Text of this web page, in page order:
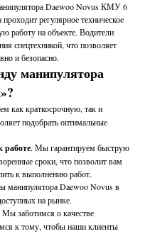
Daewoo Novus КМУ 6
регулярное техническое
работу на объекте. Водители
спецтехникой, что позволяет
и безопасно.
манипулятора
как краткосрочную, так и
подобрать оптимальные
работе. Мы гарантируем быструю
сроки, что позволит вам
к выполнению работ.
манипулятора Daewoo Novus в
на рынке.
Мы заботимся о качестве
к тому, чтобы наши клиенты